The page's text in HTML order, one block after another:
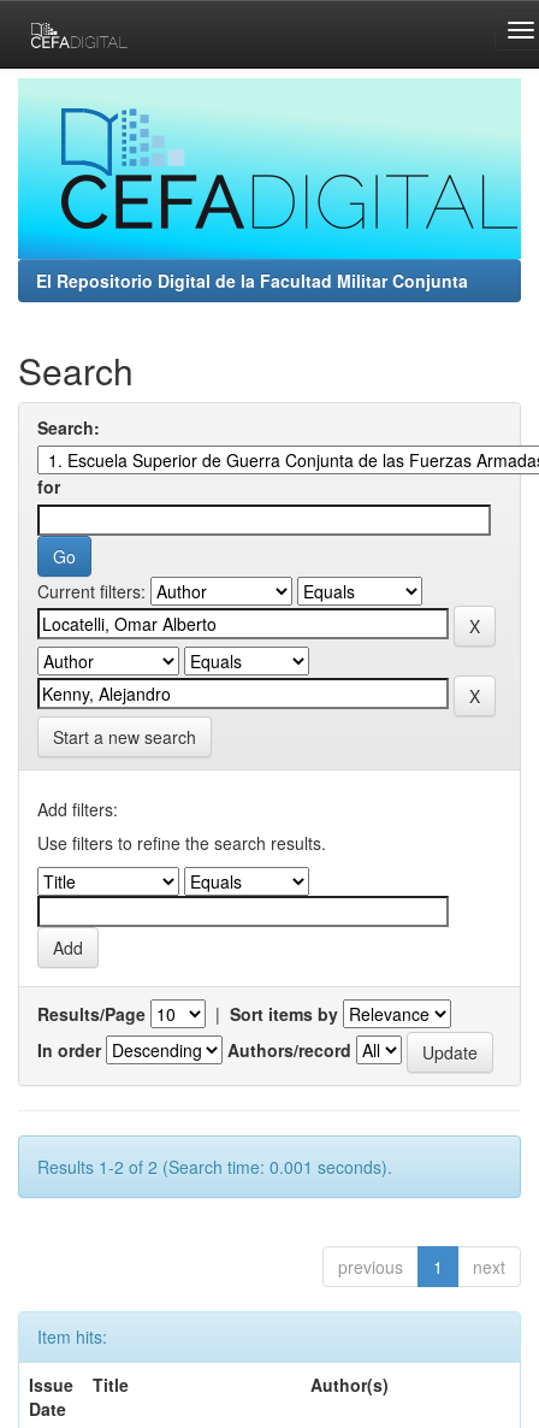
navigation
El Repositorio Digital de la Facultad Militar Conjunta
Search
Search:
for
Current filters:
Start a new search
Add filters:
Use filters to refine the search results.
Results/Page | Sort items by
In order
Authors/record
Results 1-2 of 2 (Search time: 0.001 seconds).
previous 1 next
Item hits:
Issue
Date
Title Author(s)